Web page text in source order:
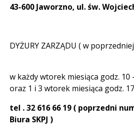
43-600 Jaworzno, ul. św.
DYŻURY ZARZĄDU ( w
w każdy wtorek miesiąca godz. 10
oraz 1 i 3 wtorek miesiąca godz.
tel . 32 616 66 19 ( poprzedni
Biura SKPJ )